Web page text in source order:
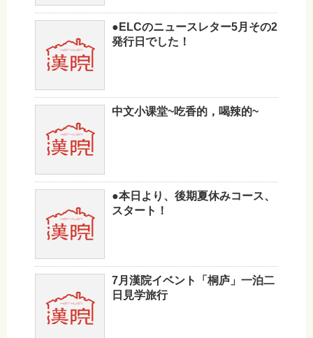
●ELCのニュースレター5月その2
発行日でした！
中文小课堂~吃香的，喝辣的~
●本日より、後期夏休みコース、
スタート！
7月漢院イベント「桐庐」一泊二
日見学旅行